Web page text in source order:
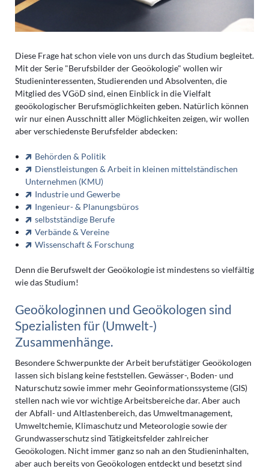
Diese Frage hat schon viele von uns durch das Studium begleitet.
Mit der Serie "Berufsbilder der Geoökologie" wollen wir
Studieninteressenten, Studierenden und Absolventen, die
Mitglied des VGöD sind, einen Einblick in die Vielfalt
geoökologischer Berufsmöglichkeiten geben. Natürlich können
wir nur einen Ausschnitt aller Möglichkeiten zeigen, wir wollen
aber verschiedenste Berufsfelder abdecken:
Behörden & Politik
Dienstleistungen & Arbeit in kleinen mittelständischen
Unternehmen (KMU)
Industrie und Gewerbe
Ingenieur- & Planungsbüros
selbstständige Berufe
Verbände & Vereine
Wissenschaft & Forschung
Denn die Berufswelt der Geoökologie ist mindestens so vielfältig
wie das Studium!
Geoökologinnen und Geoökologen sind
Spezialisten für (Umwelt-)
Zusammenhänge.
Besondere Schwerpunkte der Arbeit berufstätiger Geoökologen
lassen sich bislang keine feststellen. Gewässer-, Boden- und
Naturschutz sowie immer mehr Geoinformationssysteme (GIS)
stellen nach wie vor wichtige Arbeitsbereiche dar. Aber auch
der Abfall- und Altlastenbereich, das Umweltmanagement,
Umweltchemie, Klimaschutz und Meteorologie sowie der
Grundwasserschutz sind Tätigkeitsfelder zahlreicher
Geoökologen. Nicht immer ganz so nah an den Studieninhalten,
aber auch bereits von Geoökologen entdeckt und besetzt sind